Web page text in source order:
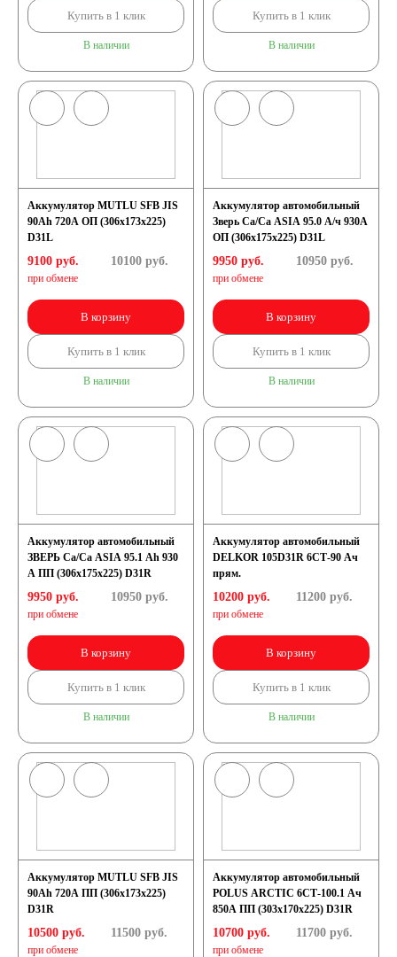
Купить в 1 клик
В наличии
Купить в 1 клик
В наличии
Аккумулятор MUTLU SFB JIS
90Ah 720A ОП (306x173x225)
D31L
9100 руб.
при обмене
10100руб.
В корзину
Купить в 1 клик
В наличии
Аккумулятор автомобильный
Зверь Са/Са ASIA 95.0 А/ч 930А
ОП (306x175x225) D31L
9950 руб.
при обмене
10950руб.
В корзину
Купить в 1 клик
В наличии
Аккумулятор автомобильный
ЗВЕРЬ Са/Са ASIA 95.1 Ah 930
А ПП (306x175x225) D31R
9950 руб.
при обмене
10950руб.
В корзину
Купить в 1 клик
В наличии
Аккумулятор автомобильный
DELKOR 105D31R 6СТ-90 Ач
прям.
10200 руб.
при обмене
11200руб.
В корзину
Купить в 1 клик
В наличии
Аккумулятор MUTLU SFB JIS
90Ah 720A ПП (306x173x225)
D31R
10500 руб.
при обмене
11500руб.
Аккумулятор автомобильный
POLUS ARCTIC 6СТ-100.1 Ач
850А ПП (303х170х225) D31R
10700 руб.
при обмене
11700руб.